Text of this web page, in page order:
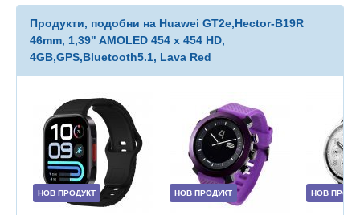
Продукти, подобни на Huawei GT2e,Hector-B19R
46mm, 1,39" AMOLED 454 x 454 HD,
4GB,GPS,Bluetooth5.1, Lava Red
НОВ ПРОДУКТ НОВ ПРОДУКТ НОВ